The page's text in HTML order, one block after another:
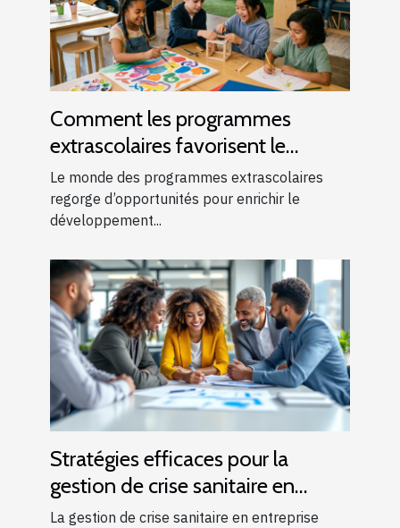
Comment les programmes
extrascolaires favorisent le
développement des enfants ?
Le monde des programmes extrascolaires
regorge d’opportunités pour enrichir le
développement...
Stratégies efficaces pour la
gestion de crise sanitaire en
entreprise
La gestion de crise sanitaire en entreprise